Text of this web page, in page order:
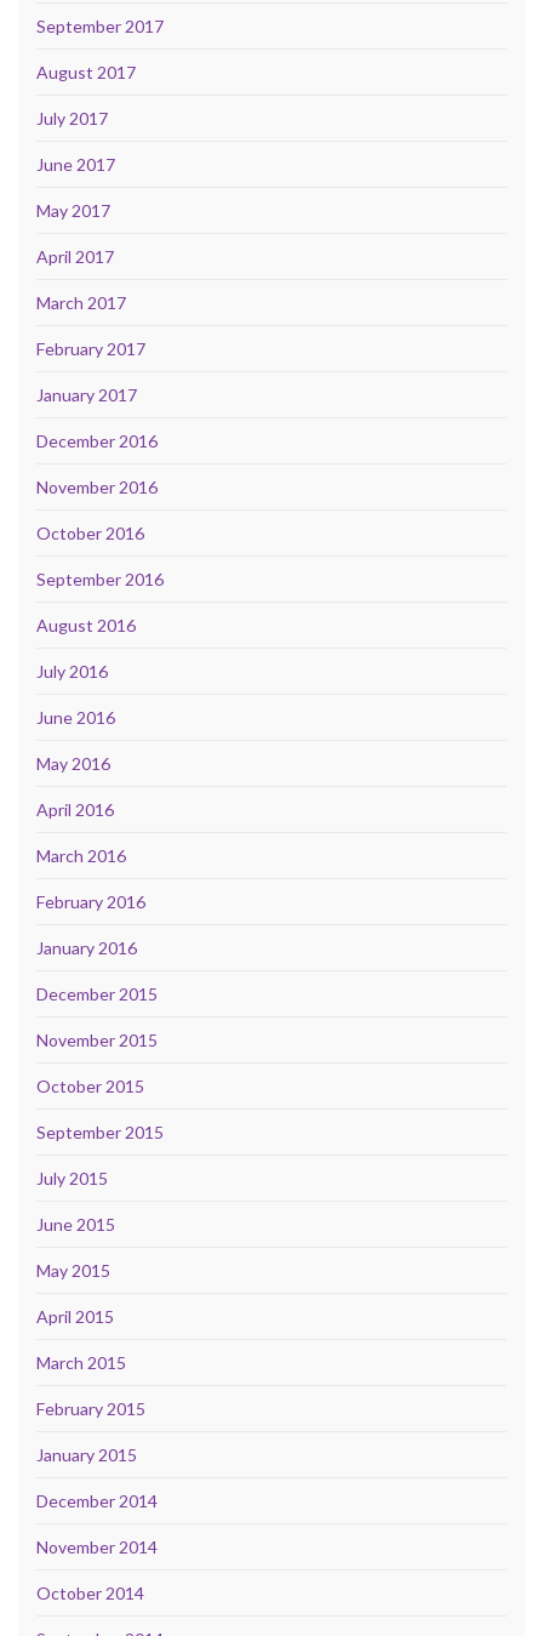
September 2017
August 2017
July 2017
June 2017
May 2017
April 2017
March 2017
February 2017
January 2017
December 2016
November 2016
October 2016
September 2016
August 2016
July 2016
June 2016
May 2016
April 2016
March 2016
February 2016
January 2016
December 2015
November 2015
October 2015
September 2015
July 2015
June 2015
May 2015
April 2015
March 2015
February 2015
January 2015
December 2014
November 2014
October 2014